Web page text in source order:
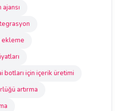
ekleme
botları için içerik üretimi
artırma